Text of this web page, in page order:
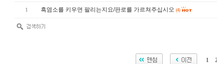
1 흑염소를 키우면 팔리는지요/판로를 가르쳐주십시오 (4)
1